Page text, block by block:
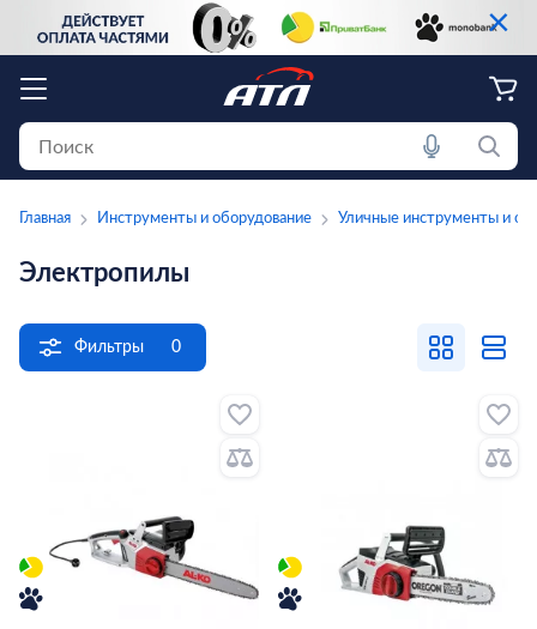
×
Главная Инструменты и оборудование Уличные инструменты и
Электропилы
Фильтры 0